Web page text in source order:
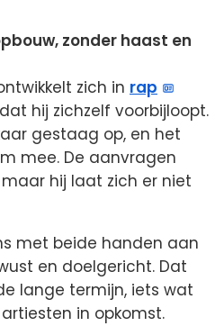
zonder haast en
zich in rap
hij zichzelf voorbijloopt.
gestaag op, en het
mee. De aanvragen
hij laat zich er niet
met beide handen aan
en doelgericht. Dat
lange termijn, iets wat
in opkomst.